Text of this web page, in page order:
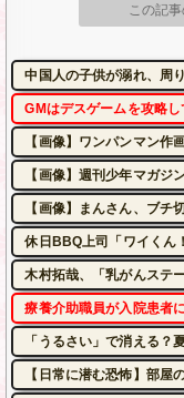
この記
中国人の子供が溺れ、周
GMはデスゲームを攻略
【画像】ワンパンマン作
【画像】週刊少年マガジ
【画像】まんさん、ブ
休日BBQ上司「ワイくん
木村拓哉、「乳がんステ
療養介助職員が入院患者
「うるさい」で消える？
【日常に潜む恐怖】部屋